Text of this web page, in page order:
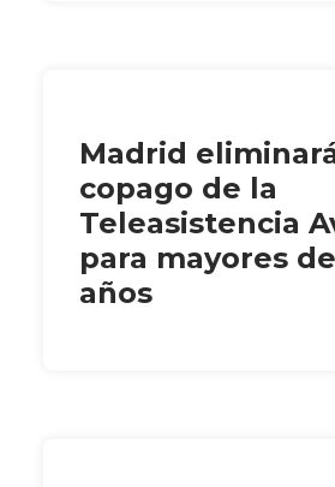
Madrid
copago de la
Teleasistencia
para mayores
años